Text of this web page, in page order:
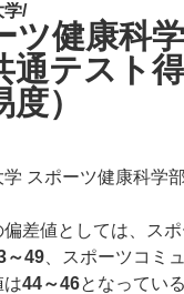
学/
ツ健康科
通テスト
）
スポーツ健康科学
差値としては、ス
～49 、スポーツコミ
は44～46となっている